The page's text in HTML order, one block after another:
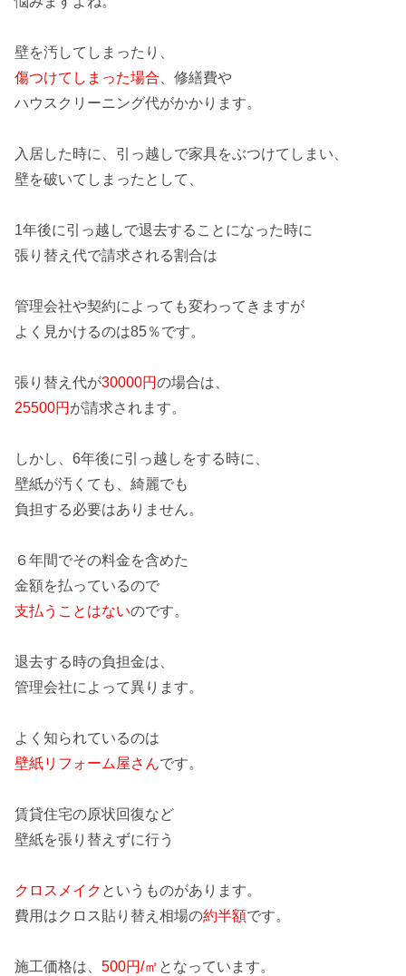
壁を汚してしまったり、
傷つけてしまった場合
修繕費や
ハウスクリーニング代がかかります。
入居した時に、引っ越しで家具をぶつけてしまい、
壁を破いてしまったとして、
1年後に引っ越しで退去することになった時に
張り替え代で請求される割合は
管理会社や契約によっても変わってきますが
よく見かけるのは85％です。
張り替え代が30000円の場合は、
25500円 が請求されます。
しかし、6年後に引っ越しをする時に、
壁紙が汚くても、綺麗でも
負担する必要はありません。
６年間でその料金を含めた
金額を払っているので
支払うことはないのです。
退去する時の負担金は、
管理会社によって異ります。
よく知られているのは
壁紙リフォーム屋さんです。
賃貸住宅の原状回復など
壁紙を張り替えずに行う
クロスメイク というものがあります。
費用はクロス貼り替え相場の約半額です。
施工価格は、 500円/㎡ となっています。